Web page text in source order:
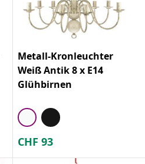
Metall-Kronleuchter
Weiß Antik 8 x E14
Glühbirnen
CHF 93